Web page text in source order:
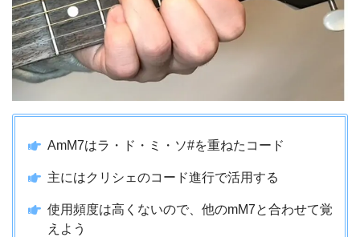
AmM7はラ・ド・ミ・ソ#を重ねたコード
主にはクリシェのコード進行で活用する
使用頻度は高くないので、他のmM7と合わせて覚
えよう